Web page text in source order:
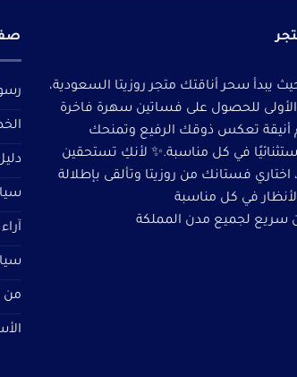
يبدأ سحر أناقتك متجر روزيتا السعودية،
للحصول على فساتين سهرة فاخرة
أنيقة تعكس ذوقك الرفيع وتمنحك
في كل مناسبة.✨ لأنكِ تستحقين
اختاري فستانك من روزيتا وتألقى بإطلالة
في كل مناسبة
لجميع مدن المملكة
من